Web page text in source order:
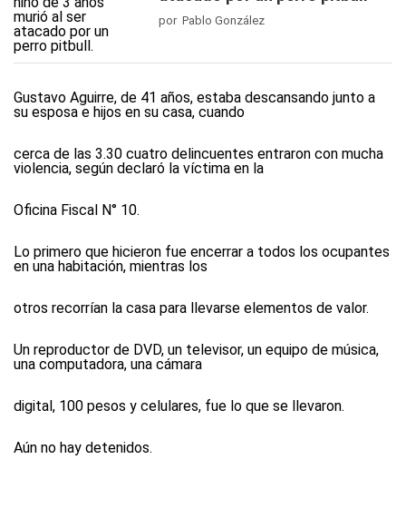
por Pablo González
Gustavo Aguirre, de 41 años, estaba descansando junto a
su esposa e hijos en su casa, cuando
cerca de las 3.30 cuatro delincuentes entraron con mucha
violencia, según declaró la víctima en la
Oficina Fiscal N° 10.
Lo primero que hicieron fue encerrar a todos los ocupantes
en una habitación, mientras los
otros recorrían la casa para llevarse elementos de valor.
Un reproductor de DVD, un televisor, un equipo de música,
una computadora, una cámara
digital, 100 pesos y celulares, fue lo que se llevaron.
Aún no hay detenidos.